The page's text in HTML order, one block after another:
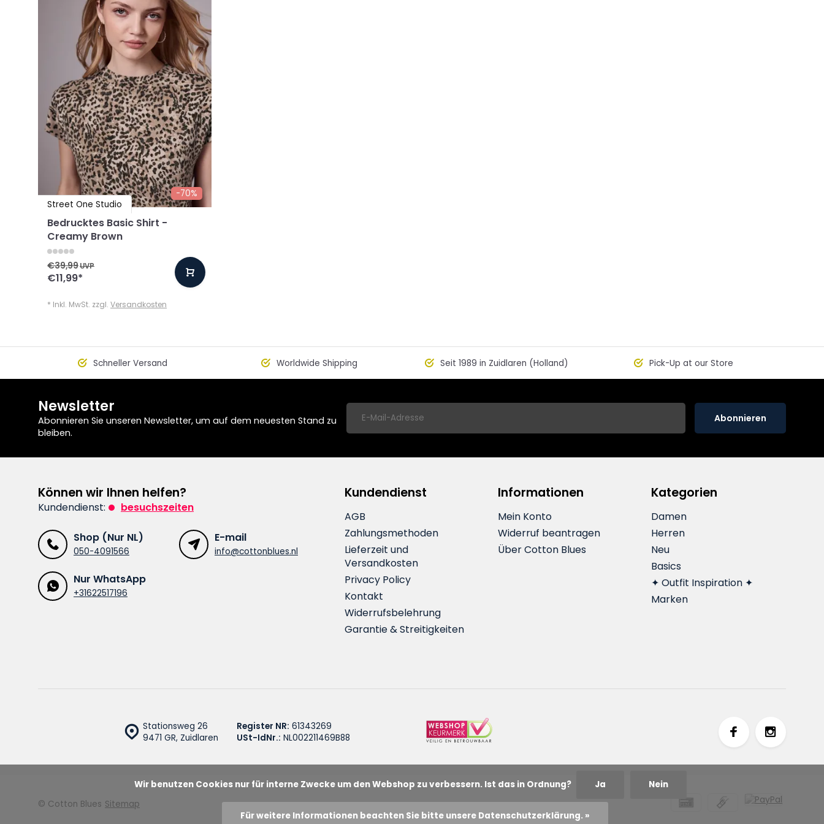
-70%
Street One Studio
Bedrucktes Basic Shirt -
Creamy Brown
€39,99UVP
€11,99*
* Inkl. MwSt. zzgl. Versandkosten
Schneller Versand Worldwide Shipping Seit 1989 in Zuidlaren (Holland) Pick-Up at our Store
Newsletter
Abonnieren Sie unseren Newsletter, um auf dem neuesten Stand zu
bleiben.
Abonnieren
Können wir Ihnen helfen?
Kundendienst: besuchszeiten
Shop (Nur NL)
050-4091566
E-mail
info@cottonblues.nl
Nur WhatsApp
+31622517196
Kundendienst
AGB
Zahlungsmethoden
Lieferzeit und
Versandkosten
Privacy Policy
Kontakt
Widerrufsbelehrung
Garantie & Streitigkeiten
Informationen
Mein Konto
Widerruf beantragen
Über Cotton Blues
Kategorien
Damen
Herren
Neu
Basics
✦ Outfit Inspiration ✦
Marken
Stationsweg 26
9471 GR, Zuidlaren
Register NR: 61343269
USt-IdNr.: NL002211469B88
© Cotton Blues Sitemap
Wir benutzen Cookies nur für interne Zwecke um den Webshop zu verbessern. Ist das in Ordnung? Ja Nein
Für weitere Informationen beachten Sie bitte unsere Datenschutzerklärung. »